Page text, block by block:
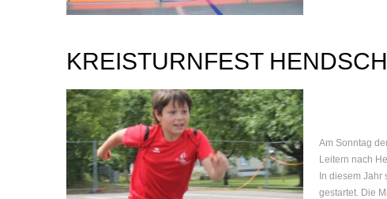
KREISTURNFEST
Am Sonntag
Leitern nach
In diesem
gestartet. Die